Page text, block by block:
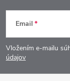
Z
á
p
Email
Vložením e-mailu
údajov